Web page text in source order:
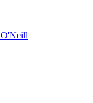
O'Neill